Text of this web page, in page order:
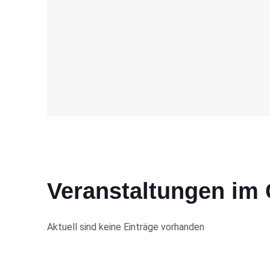
Veranstaltungen im
Aktuell sind keine Einträge vorhanden